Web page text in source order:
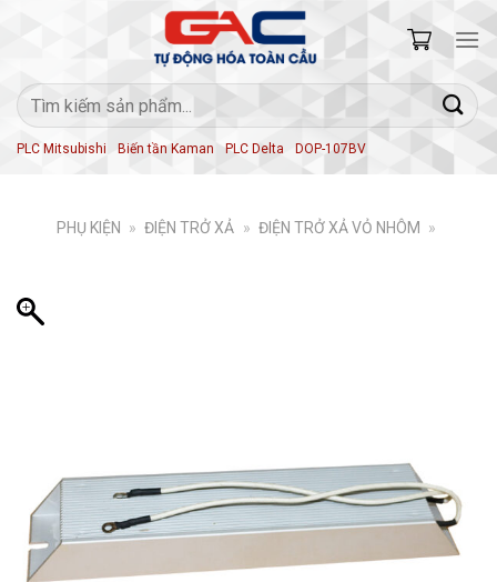
Tìm
kiếm:
PLC Mitsubishi Biến tần Kaman PLC Delta DOP-107BV
PHỤ KIỆN » ĐIỆN TRỞ XẢ » ĐIỆN TRỞ XẢ VỎ NHÔM »